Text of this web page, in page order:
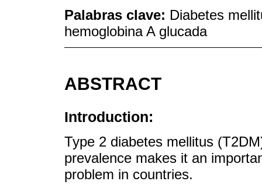
Palabras clave: Diabetes
hemoglobina A glucada
ABSTRACT
Introduction:
Type 2 diabetes mellitus
prevalence makes it an
problem in countries.